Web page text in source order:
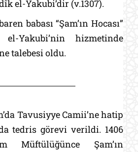
el-Yakubi’dir (v.1307).
babası “Şam’ın Hocası”
Yakubi’nin hizmetinde
talebesi oldu.
Tavusiyye Camii’ne hatip
tedris görevi verildi. 1406
Müftülüğünce Şam’ın